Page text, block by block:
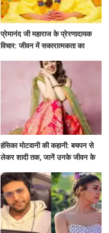
प्रेमानंद जी महाराज के प्रेरणादायक
विचार: जीवन में सकारात्मकता का
हंसिका मोटवानी की कहानी: बचपन से
लेकर शादी तक, जानें उनके जीवन के